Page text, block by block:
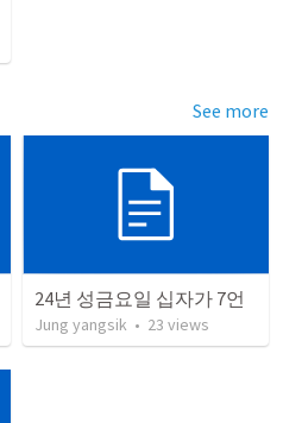
See more
24년 성금요일 십자가 7언
Jung yangsik • 23 views